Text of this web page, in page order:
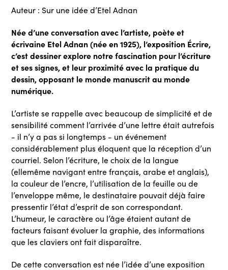
Auteur : Sur une idée d’Etel Adnan
Née d’une conversation avec l’artiste, poète et
écrivaine Etel Adnan (née en 1925), l’exposition Écrire,
c’est dessiner explore notre fascination pour l’écriture
et ses signes, et leur proximité avec la pratique du
dessin, opposant le monde manuscrit au monde
numérique.
L’artiste se rappelle avec beaucoup de simplicité et de
sensibilité comment l’arrivée d’une lettre était autrefois
- il n’y a pas si longtemps - un événement
considérablement plus éloquent que la réception d’un
courriel. Selon l’écriture, le choix de la langue
(ellemême navigant entre français, arabe et anglais),
la couleur de l’encre, l’utilisation de la feuille ou de
l’enveloppe même, le destinataire pouvait déjà faire
pressentir l’état d’esprit de son correspondant.
L’humeur, le caractère ou l’âge étaient autant de
facteurs faisant évoluer la graphie, des informations
que les claviers ont fait disparaître.
De cette conversation est née l’idée d’une exposition